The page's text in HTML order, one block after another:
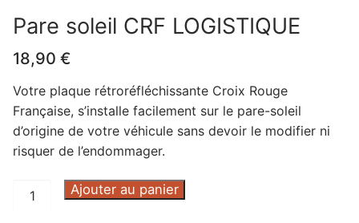
Pare soleil CRF LOGISTIQUE
18,90 €
Votre plaque rétroréfléchissante Croix Rouge
Française, s’installe facilement sur le pare-soleil
d’origine de votre véhicule sans devoir le modifier ni
risquer de l’endommager.
quantité
Ajouter au panier